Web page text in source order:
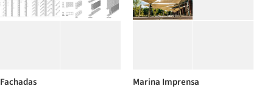
Fachadas Marina Imprensa